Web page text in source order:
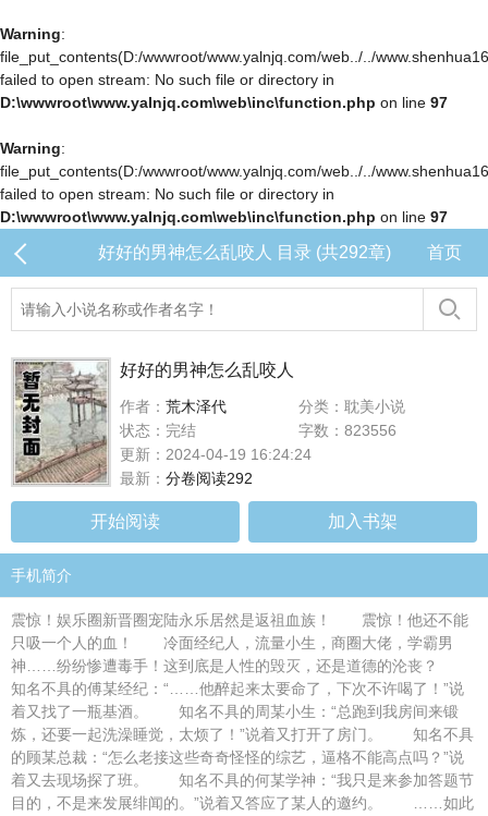
Warning:
file_put_contents(D:/wwwroot/www.yalnjq.com/web../../
failed to open stream: No such file or directory in
D:\wwwroot\www.yalnjq.com\web\inc\function.php on line 97
Warning:
file_put_contents(D:/wwwroot/www.yalnjq.com/web../../
failed to open stream: No such file or directory in
D:\wwwroot\www.yalnjq.com\web\inc\function.php on line 97
好好的男神怎么乱咬人 目录 (共292章) 首页
好好的男神怎么乱咬人
作者： 荒木泽代
分类：耽美小说
状态：完结
字数：823556
更新：2024-04-19 16:24:24
最新： 分卷阅读292
开始阅读 加入书架
手机简介
震惊！娱乐圈新晋圈宠陆永乐居然是返祖血族！ 震惊！他还不能
只吸一个人的血！ 冷面经纪人，流量小生，商圈大佬，学霸男
神……纷纷惨遭毒手！这到底是人性的毁灭，还是道德的沦丧？
知名不具的傅某经纪：“……他醉起来太要命了，下次不许喝了！”说
着又找了一瓶基酒。 知名不具的周某小生：“总跑到我房间来锻
炼，还要一起洗澡睡觉，太烦了！”说着又打开了房门。 知名不具
的顾某总裁：“怎么老接这些奇奇怪怪的综艺，逼格不能高点吗？”说
着又去现场探了班。 知名不具的何某学神：“我只是来参加答题节
目的，不是来发展绯闻的。”说着又答应了某人的邀约。 ……如此